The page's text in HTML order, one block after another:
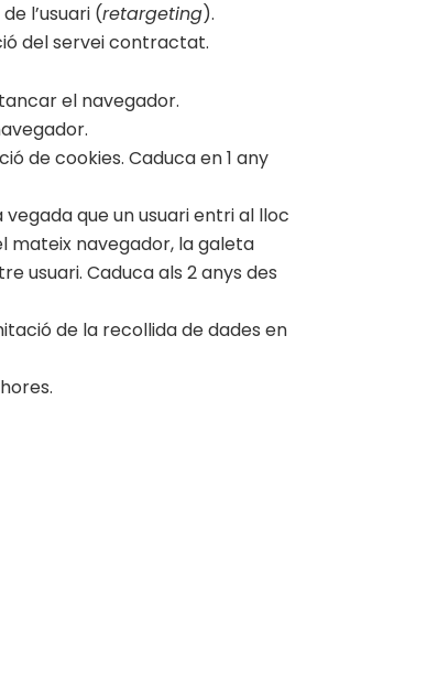
l’usuari (retargeting).
del servei contractat.
el navegador.
de cookies. Caduca en 1 any
que un usuari entri al lloc
mateix navegador, la galeta
usuari. Caduca als 2 anys des
de la recollida de dades en